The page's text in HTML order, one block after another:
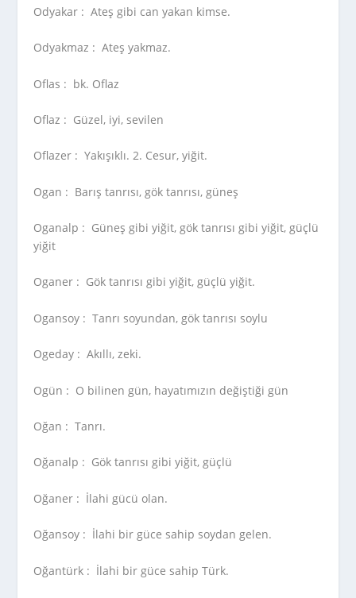
Odyakar : Ateş gibi can yakan kimse.
Odyakmaz : Ateş yakmaz.
Oflas : bk. Oflaz
Oflaz : Güzel, iyi, sevilen
Oflazer : Yakışıklı. 2. Cesur, yiğit.
Ogan : Barış tanrısı, gök tanrısı, güneş
Oganalp : Güneş gibi yiğit, gök tanrısı gibi yiğit, güçlü
yiğit
Oganer : Gök tanrısı gibi yiğit, güçlü yiğit.
Ogansoy : Tanrı soyundan, gök tanrısı soylu
Ogeday : Akıllı, zeki.
Ogün : O bilinen gün, hayatımızın değiştiği gün
Oğan : Tanrı.
Oğanalp : Gök tanrısı gibi yiğit, güçlü
Oğaner : İlahi gücü olan.
Oğansoy : İlahi bir güce sahip soydan gelen.
Oğantürk : İlahi bir güce sahip Türk.